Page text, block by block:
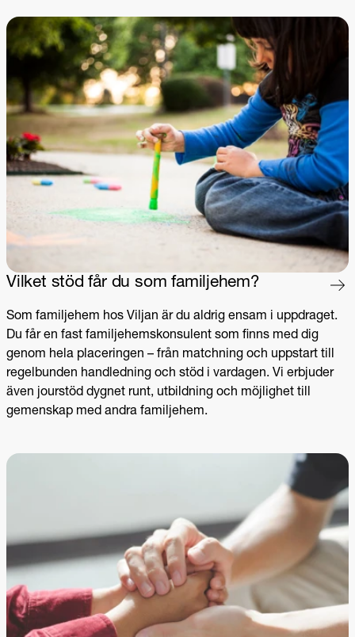
Vilket stöd får du som familjehem?
Som familjehem hos Viljan är du aldrig ensam i uppdraget.
Du får en fast familjehemskonsulent som finns med dig
genom hela placeringen – från matchning och uppstart till
regelbunden handledning och stöd i vardagen. Vi erbjuder
även jourstöd dygnet runt, utbildning och möjlighet till
gemenskap med andra familjehem.